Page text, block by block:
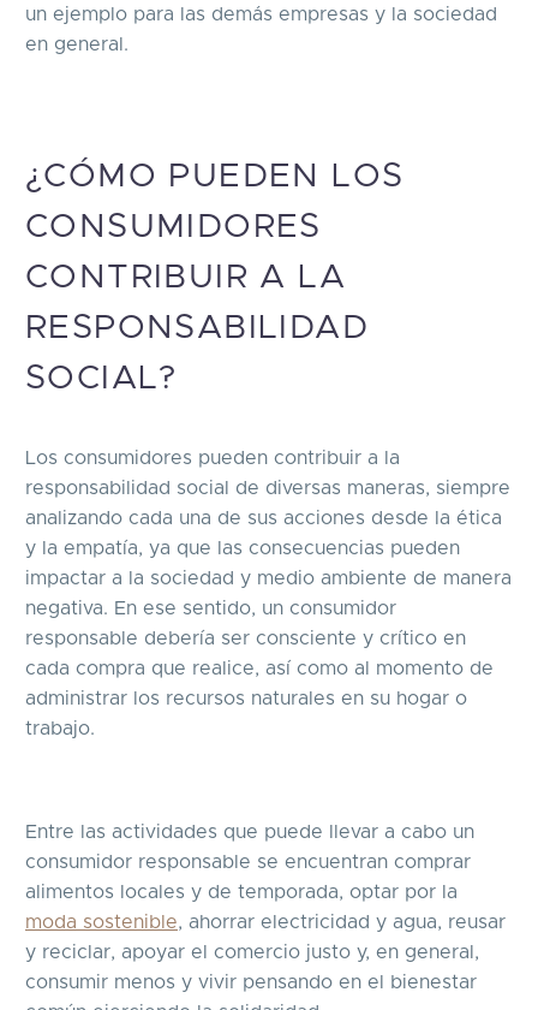
un ejemplo para las demás empresas y la sociedad
en general.
¿CÓMO PUEDEN LOS
CONSUMIDORES
CONTRIBUIR A LA
RESPONSABILIDAD
SOCIAL?
Los consumidores pueden contribuir a la
responsabilidad social de diversas maneras, siempre
analizando cada una de sus acciones desde la ética
y la empatía, ya que las consecuencias pueden
impactar a la sociedad y medio ambiente de manera
negativa. En ese sentido, un consumidor
responsable debería ser consciente y crítico en
cada compra que realice, así como al momento de
administrar los recursos naturales en su hogar o
trabajo.
Entre las actividades que puede llevar a cabo un
consumidor responsable se encuentran comprar
alimentos locales y de temporada, optar por la
moda sostenible, ahorrar electricidad y agua, reusar
y reciclar, apoyar el comercio justo y, en general,
consumir menos y vivir pensando en el bienestar